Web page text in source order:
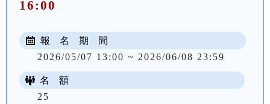
16:00
報 名 期 間
2026/05/07 13:00 ~ 2026/06/08 23:59
名 額
25